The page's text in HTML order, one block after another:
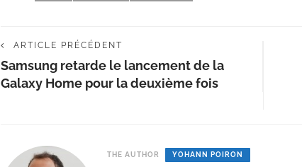
ARTICLE PRÉCÉDENT
Samsung retarde le lancement de la
Galaxy Home pour la deuxième fois
THE AUTHOR YOHANN POIRON